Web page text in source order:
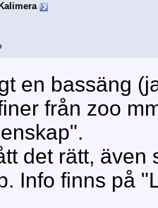
Kalimera
en bassäng
från zoo
det rätt,
Info finns på